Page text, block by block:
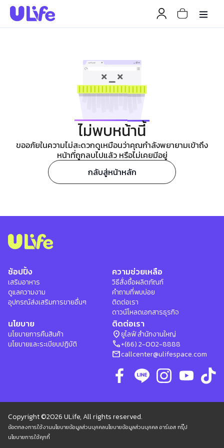
ไม่พบหน้านี้
ขออภัยในความไม่สะดวกดูเหมือนว่าคุณกำลังพยายามเข้าถึง
หน้าที่ถูกลบไปแล้ว หรือไม่เคยมีอยู่
กลับสู่หน้าหลัก
ช้อปปิ้ง
เสริมอาหาร
ดูแลความงาม
อุปกรณ์ส่งเสริมการขายอื่นๆ
ความช่วยเหลือ
วิธีสั่งซื้อผลิตภัณฑ์
คำถามที่พบบ่อย
ติดต่อเรา
ดาวน์โหลดเอกสารธุรกิจ
นโยบาย
นโยบายการคืนสินค้า
นโยบายและระเบียบปฏิบัติ
ติดต่อเรา
location_onยูไลฟ์ สำนักงานใหญ่
phone+(66) 2-002-8888
mailcallcenter@ulifespace.com
Copyright ©2026 ULife, All rights reserved.
ข้อตกลงการใช้งานนโยบายข้อมูลส่วนบุคคลนโยบายข้อมูลส่วนบุคคล อาร์เอส กรุ๊ป
นโยบายการใช้คุกกี้